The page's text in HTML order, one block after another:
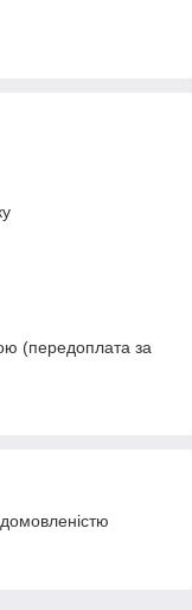
(передоплата за